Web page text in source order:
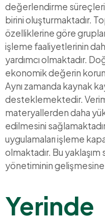
değerlendirme
birini oluşturmaktadır.
özelliklerine göre
işleme faaliyetlerinin
yardımcı olmaktadır.
ekonomik değerin
Aynı zamanda kaynak
desteklemektedir.
materyallerden daha
edilmesini
uygulamaları işleme
olmaktadır. Bu
yönetiminin gelişmesine
Yerinde